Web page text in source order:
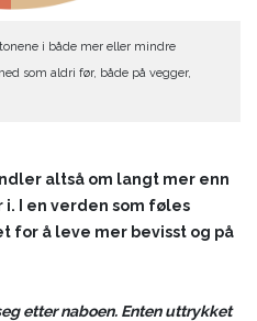
i både mer eller mindre
som aldri før, både på vegger,
altså om langt mer enn
I en verden som føles
for å leve mer bevisst og på
etter naboen. Enten uttrykket